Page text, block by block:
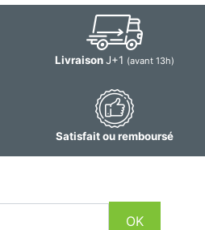
LivraisonJ+1 (avant 13h)
Satisfait ou remboursé
OK